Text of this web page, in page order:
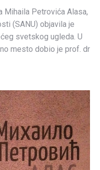
Mihaila Petrovića Alasa,
(SANU) objavila je
svetskog ugleda. U
mesto dobio je prof. dr